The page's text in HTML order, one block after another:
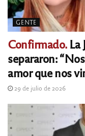
GENTE
Confirmado.La
separaron:
amor que nos
29 de julio de 2026